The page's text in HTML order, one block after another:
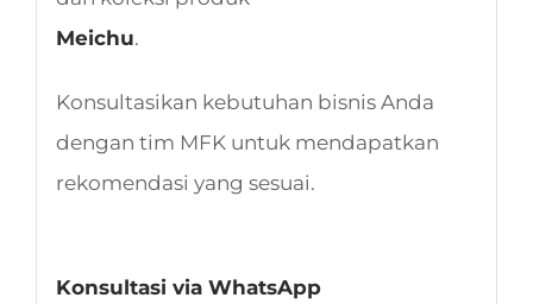
Meichu.
Konsultasikan kebutuhan bisnis Anda
dengan tim MFK untuk mendapatkan
rekomendasi yang sesuai.
Konsultasi via WhatsApp